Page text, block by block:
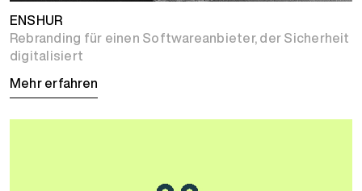
ENSHUR
Rebranding für einen Softwareanbieter, der Sicherheit
digitalisiert
Mehr erfahren